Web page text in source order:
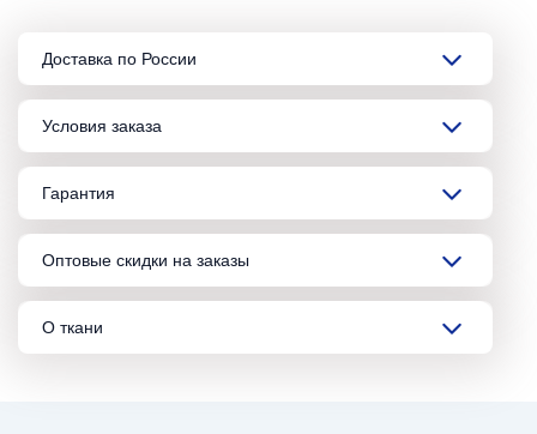
Доставка по России
Условия заказа
Гарантия
Оптовые скидки на заказы
О ткани